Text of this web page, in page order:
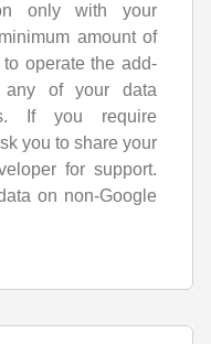
only with your
amount of
operate the add-
of your data
If you require
you to share your
for support.
on non-Google